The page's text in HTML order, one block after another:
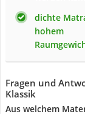
dichte
hohem
Fragen und
Klassik
Aus welchem